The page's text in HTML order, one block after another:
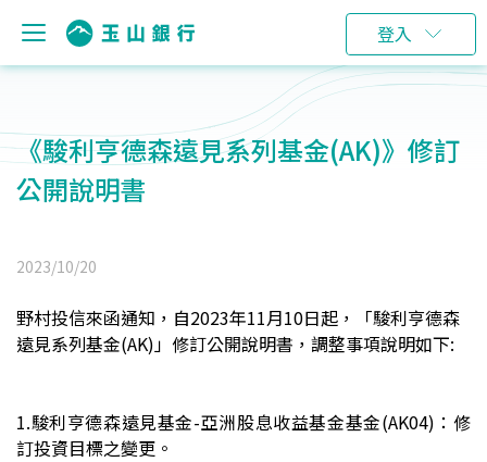
登入
《駿利亨德森遠見系列基金(AK)》修訂
公開說明書
2023/10/20
野村投信來函通知，自2023年11月10日起，「駿利亨德森
遠見系列基金(AK)」修訂公開說明書， 調整事項說明如下:
1.駿利亨德森遠見基金-亞洲股息收益基金基金(AK04)：修
訂投資目標之變更。